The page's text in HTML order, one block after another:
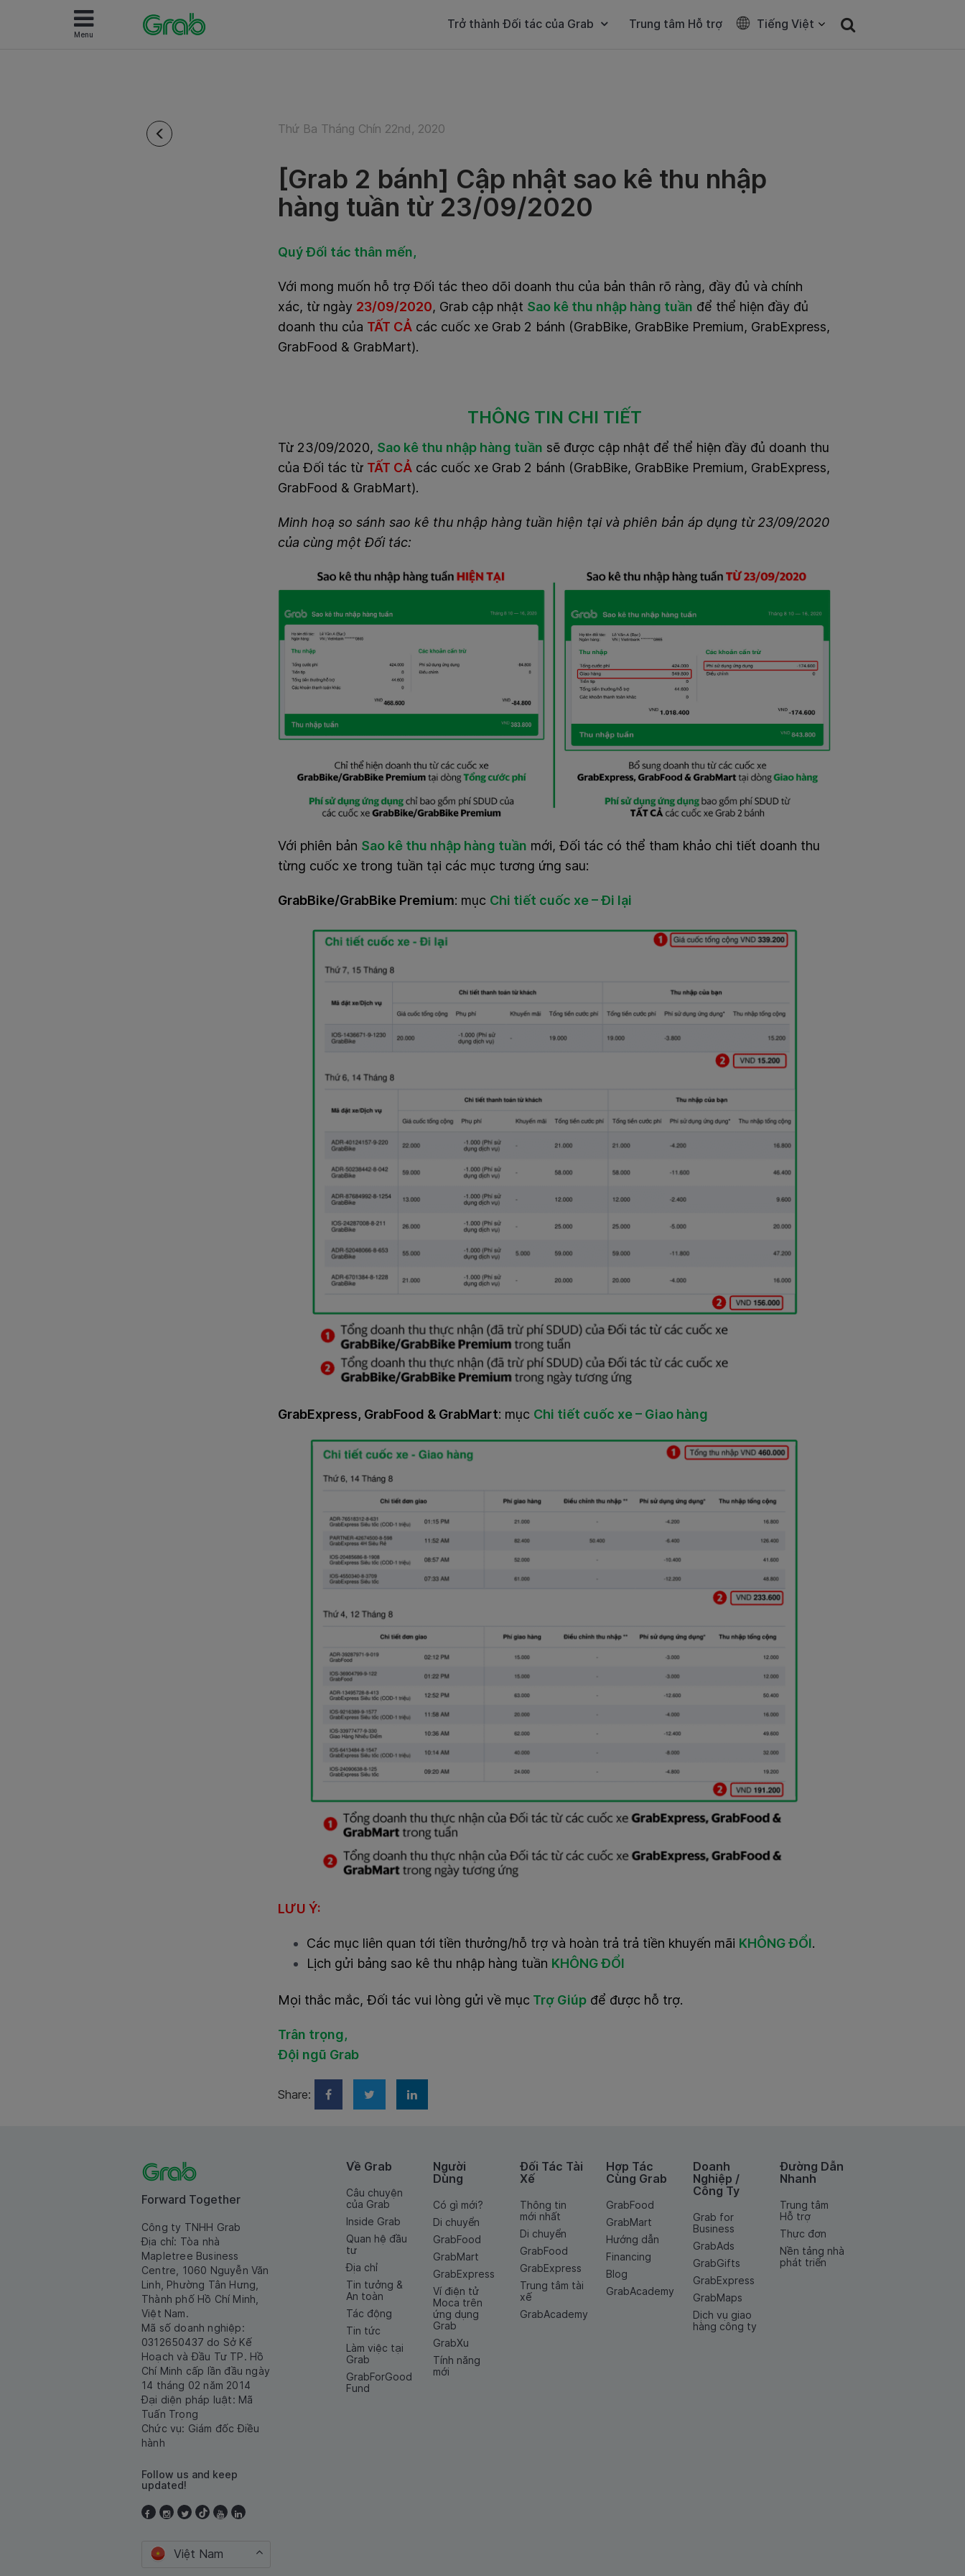
Menu
Trở thành Đối tác của Grab Trung tâm Hỗ trợ Tiếng Việt
Thứ Ba Tháng Chín 22nd, 2020
[Grab 2 bánh] Cập nhật sao kê thu nhập
hàng tuần từ 23/09/2020
Quý Đối tác thân mến,
Với mong muốn hỗ trợ Đối tác theo dõi doanh thu của bản thân rõ ràng, đầy đủ và chính
xác, từ ngày 23/09/2020, Grab cập nhật Sao kê thu nhập hàng tuần để thể hiện đầy đủ
doanh thu của TẤT CẢ các cuốc xe Grab 2 bánh (GrabBike, GrabBike Premium, GrabExpress,
GrabFood & GrabMart).
THÔNG TIN CHI TIẾT
Từ 23/09/2020, Sao kê thu nhập hàng tuần sẽ được cập nhật để thể hiện đầy đủ doanh thu
của Đối tác từ TẤT CẢ các cuốc xe Grab 2 bánh (GrabBike, GrabBike Premium, GrabExpress,
GrabFood & GrabMart).
Minh hoạ so sánh sao kê thu nhập hàng tuần hiện tại và phiên bản áp dụng từ 23/09/2020
của cùng một Đối tác:
Với phiên bản Sao kê thu nhập hàng tuần mới, Đối tác có thể tham khảo chi tiết doanh thu
từng cuốc xe trong tuần tại các mục tương ứng sau:
GrabBike/GrabBike Premium: mục Chi tiết cuốc xe – Đi lại
GrabExpress, GrabFood & GrabMart: mục Chi tiết cuốc xe – Giao hàng
LƯU Ý:
Các mục liên quan tới tiền thưởng/hỗ trợ và hoàn trả trả tiền khuyến mãi KHÔNG ĐỔI.
Lịch gửi bảng sao kê thu nhập hàng tuần KHÔNG ĐỔI
Mọi thắc mắc, Đối tác vui lòng gửi về mục Trợ Giúp để được hỗ trợ.
Trân trọng,
Đội ngũ Grab
Share:
Forward Together
Công ty TNHH Grab
Địa chỉ: Tòa nhà
Mapletree Business
Centre, 1060 Nguyễn Văn
Linh, Phường Tân Hưng,
Thành phố Hồ Chí Minh,
Việt Nam.
Mã số doanh nghiệp:
0312650437 do Sở Kế
Hoạch và Đầu Tư TP. Hồ
Chí Minh cấp lần đầu ngày
14 tháng 02 năm 2014
Đại diện pháp luật: Mã
Tuấn Trọng
Chức vụ: Giám đốc Điều
hành
Follow us and keep
updated!
Việt Nam
Về Grab
Câu chuyện
của Grab
Inside Grab
Quan hệ đầu
tư
Địa chỉ
Tin tưởng &
An toàn
Tác động
Tin tức
Làm việc tại
Grab
GrabForGood
Fund
Người
Dùng
Có gì mới?
Di chuyển
GrabFood
GrabMart
GrabExpress
Ví điện tử
Moca trên
ứng dụng
Grab
GrabXu
Tính năng
mới
Đối Tác Tài
Xế
Thông tin
mới nhất
Di chuyển
GrabFood
GrabExpress
Trung tâm tài
xế
GrabAcademy
Hợp Tác
Cùng Grab
GrabFood
GrabMart
Hướng dẫn
Financing
Blog
GrabAcademy
Doanh
Nghiệp /
Công Ty
Grab for
Business
GrabAds
GrabGifts
GrabExpress
GrabMaps
Dịch vụ giao
hàng công ty
Đường Dẫn
Nhanh
Trung tâm
Hỗ trợ
Thực đơn
Nền tảng nhà
phát triển